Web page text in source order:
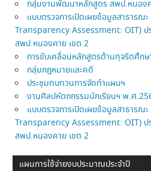
กลุ่มงานพัฒนาหลักสูตร สพป.หนอง
แบบตรวจการเปิดเผยข้อมูลสาธาร
Transparency Assessment: OIT) ป
สพป.หนองคาย เขต 2
การขับเคลื่อนหลักสูตรต้านทุจริตศึกษ
กลุ่มกฎหมายและคดี
ประชุมทบทวนการจัดทำแผนฯ
งานศิลปหัตถกรรมนักเรียนฯ พ.ศ
แบบตรวจการเปิดเผยข้อมูลสาธาร
Transparency Assessment: OIT) ป
สพป.หนองคาย เขต 2
แผนการใช้จ่ายงบประมาณประจำปี